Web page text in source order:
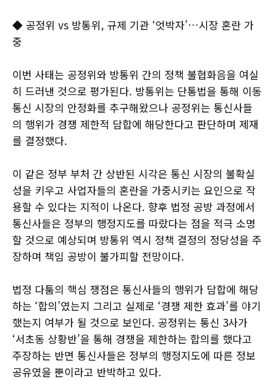
◆ 공정위 vs 방통위, 규제 기관 ‘엇박자’…시장 혼란 가
중
이번 사태는 공정위와 방통위 간의 정책 불협화음을 여실
히 드러낸 것으로 평가된다. 방통위는 단통법을 통해 이동
통신 시장의 안정화를 추구해왔으나 공정위는 통신사들
의 행위가 경쟁 제한적 담합에 해당한다고 판단하며 제재
를 결정했다.
이 같은 정부 부처 간 상반된 시각은 통신 시장의 불확실
성을 키우고 사업자들의 혼란을 가중시키는 요인으로 작
용할 수 있다는 지적이 나온다. 향후 법정 공방 과정에서
통신사들은 정부의 행정지도를 따랐다는 점을 적극 소명
할 것으로 예상되며 방통위 역시 정책 결정의 정당성을 주
장하며 책임 공방이 불가피할 전망이다.
법정 다툼의 핵심 쟁점은 통신사들의 행위가 담합에 해당
하는 ‘합의’였는지 그리고 실제로 ‘경쟁 제한 효과’를 야기
했는지 여부가 될 것으로 보인다. 공정위는 통신 3사가
‘서초동 상황반’을 통해 경쟁을 제한하는 합의를 했다고
주장하는 반면 통신사들은 정부의 행정지도에 따른 정보
공유였을 뿐이라고 반박하고 있다.